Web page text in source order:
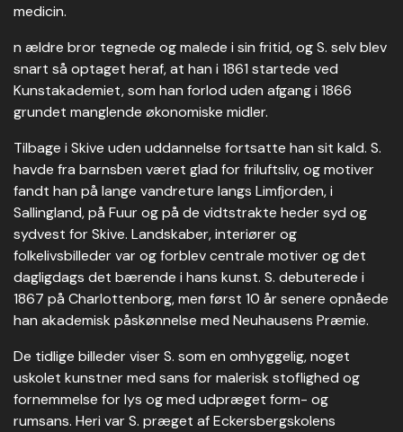
medicin.
n ældre bror tegnede og malede i sin fritid, og S. selv blev
snart så optaget heraf, at han i 1861 startede ved
Kunstakademiet, som han forlod uden afgang i 1866
grundet manglende økonomiske midler.
Tilbage i Skive uden uddannelse fortsatte han sit kald. S.
havde fra barnsben været glad for friluftsliv, og motiver
fandt han på lange vandreture langs Limfjorden, i
Sallingland, på Fuur og på de vidtstrakte heder syd og
sydvest for Skive. Landskaber, interiører og
folkelivsbilleder var og forblev centrale motiver og det
dagligdags det bærende i hans kunst. S. debuterede i
1867 på Charlottenborg, men først 10 år senere opnåede
han akademisk påskønnelse med Neuhausens Præmie.
De tidlige billeder viser S. som en omhyggelig, noget
uskolet kunstner med sans for malerisk stoflighed og
fornemmelse for lys og med udpræget form- og
rumsans. Heri var S. præget af Eckersbergskolens